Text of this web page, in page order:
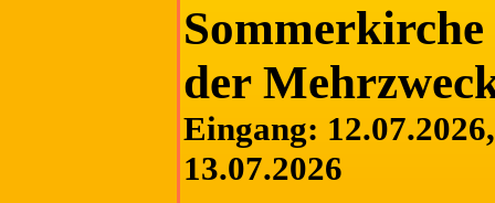
Sommerkirche
der
Eingang:
13.07.2026